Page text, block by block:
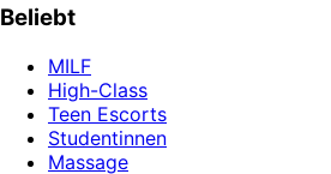
Beliebt
MILF
High-Class
Teen Escorts
Studentinnen
Massage